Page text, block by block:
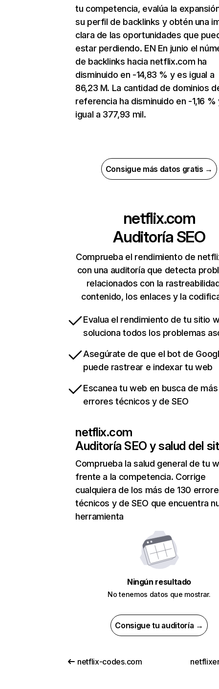
tu competencia, evalúa la
su perfil de backlinks y obtén una
clara de las oportunidades que
estar perdiendo. EN En junio el
de backlinks hacia netflix.com ha
disminuido en -14,83 % y es igual a
86,23 M. La cantidad de dominios
referencia ha disminuido en -1,16 %
igual a 377,93 mil.
Consigue más datos gratis →
netflix.com
Auditoría SEO
Comprueba el rendimiento de
con una auditoría que detecta
relacionados con la
contenido, los enlaces y la
Evalua el rendimiento de tu sitio
soluciona todos los problemas
Asegúrate de que el bot de
puede rastrear e indexar tu web
Escanea tu web en busca de
errores técnicos y de SEO
netflix.com
Auditoría SEO y salud del
Comprueba la salud general de tu
frente a la competencia. Corrige
cualquiera de los más de 130
técnicos y de SEO que encuentra
herramienta
Ningún resultado
No tenemos datos que mostrar.
Consigue tu auditoría →
netflix-codes.com